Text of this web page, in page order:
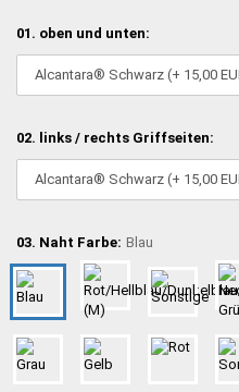
01. oben und unten:
02. links / rechts Griffseiten:
03. Naht Farbe: Blau